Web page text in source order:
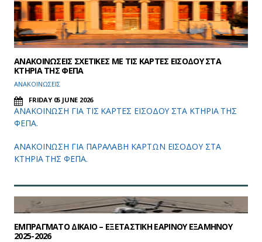
ΑΝΑΚΟΙΝΩΣΕΙΣ ΣΧΕΤΙΚΕΣ ΜΕ ΤΙΣ ΚΑΡΤΕΣ ΕΙΣΟΔΟΥ ΣΤΑ
ΚΤΗΡΙΑ ΤΗΣ ΦΕΠΑ
ΑΝΑΚΟΙΝΩΣΕΙΣ
FRIDAY 05 JUNE 2026
ΑΝΑΚΟΙΝΩΣΗ ΓΙΑ ΤΙΣ ΚΑΡΤΕΣ ΕΙΣΟΔΟΥ ΣΤΑ ΚΤΗΡΙΑ ΤΗΣ
ΦΕΠΑ.
ΑΝΑΚΟΙΝΩΣΗ ΓΙΑ ΠΑΡΑΛΑΒΗ ΚΑΡΤΩΝ ΕΙΣΟΔΟΥ ΣΤΑ
ΚΤΗΡΙΑ ΤΗΣ ΦΕΠΑ.
ΕΜΠΡΑΓΜΑΤΟ ΔΙΚΑΙΟ – ΕΞΕΤΑΣΤΙΚΗ ΕΑΡΙΝΟΥ ΕΞΑΜΗΝΟΥ
2025-2026